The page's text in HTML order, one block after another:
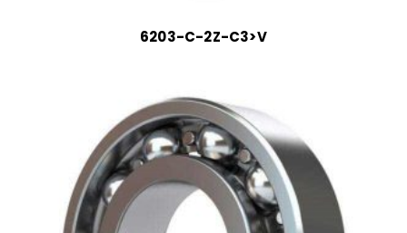
6203-C-2Z-C3>V